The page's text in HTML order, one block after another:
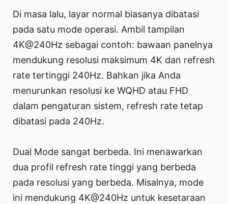
Di masa lalu, layar normal biasanya dibatasi
pada satu mode operasi. Ambil tampilan
4K@240Hz sebagai contoh: bawaan panelnya
mendukung resolusi maksimum 4K dan refresh
rate tertinggi 240Hz. Bahkan jika Anda
menurunkan resolusi ke WQHD atau FHD
dalam pengaturan sistem, refresh rate tetap
dibatasi pada 240Hz.
Dual Mode sangat berbeda. Ini menawarkan
dua profil refresh rate tinggi yang berbeda
pada resolusi yang berbeda. Misalnya, mode
ini mendukung 4K@240Hz untuk kesetaraan